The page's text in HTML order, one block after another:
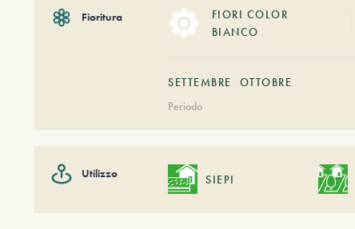
Fioritura
FIORI COLOR
BIANCO
SETTEMBRE
OTTOBRE
Periodo
Utilizzo SIEPI